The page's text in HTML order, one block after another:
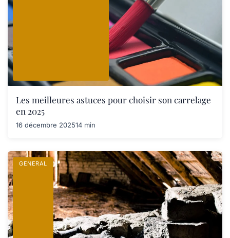
Les meilleures astuces pour choisir son carrelage
en 2025
16 décembre 202514 min
GENERAL